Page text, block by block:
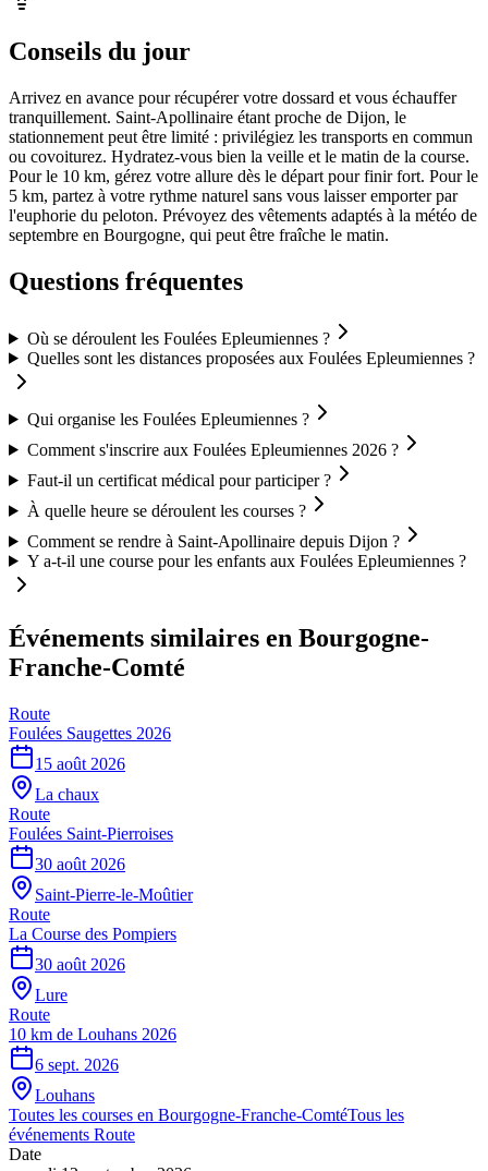
Conseils du jour
Arrivez en avance pour récupérer votre dossard et vous échauffer
tranquillement. Saint-Apollinaire étant proche de Dijon, le
stationnement peut être limité : privilégiez les transports en commun
ou covoiturez. Hydratez-vous bien la veille et le matin de la course.
Pour le 10 km, gérez votre allure dès le départ pour finir fort. Pour le
5 km, partez à votre rythme naturel sans vous laisser emporter par
l'euphorie du peloton. Prévoyez des vêtements adaptés à la météo de
septembre en Bourgogne, qui peut être fraîche le matin.
Questions fréquentes
Où se déroulent les Foulées Epleumiennes ?
Quelles sont les distances proposées aux Foulées Epleumiennes ?
Qui organise les Foulées Epleumiennes ?
Comment s'inscrire aux Foulées Epleumiennes 2026 ?
Faut-il un certificat médical pour participer ?
À quelle heure se déroulent les courses ?
Comment se rendre à Saint-Apollinaire depuis Dijon ?
Y a-t-il une course pour les enfants aux Foulées Epleumiennes ?
Événements similaires en Bourgogne-
Franche-Comté
Route
Foulées Saugettes 2026
15 août 2026
La chaux
Route
Foulées Saint-Pierroises
30 août 2026
Saint-Pierre-le-Moûtier
Route
La Course des Pompiers
30 août 2026
Lure
Route
10 km de Louhans 2026
6 sept. 2026
Louhans
Toutes les courses en Bourgogne-Franche-ComtéTous les
événements Route
Date